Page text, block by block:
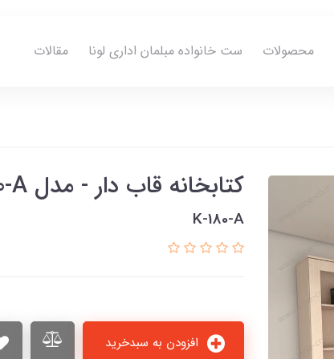
محصولات ست خانواده مبلمان اداری لونا مقالات
کتابخانه قاب دار - مدل K-180-A
K-180-A